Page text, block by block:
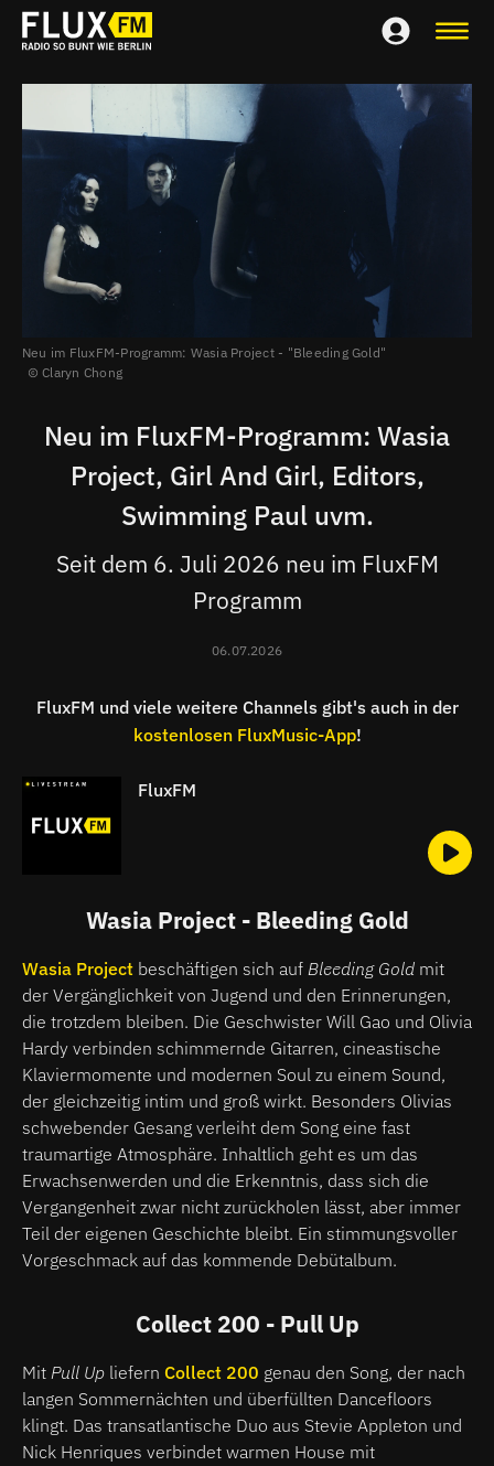
Neu im FluxFM-Programm: Wasia Project - "Bleeding Gold"
Claryn Chong
Neu im FluxFM-Programm: Wasia
Project, Girl And Girl, Editors,
Swimming Paul uvm.
Seit dem 6. Juli 2026 neu im FluxFM
Programm
06.07.2026
FluxFM und viele weitere Channels gibt's auch in der
kostenlosen FluxMusic-App!
FluxFM
Wasia Project - Bleeding Gold
Wasia Project beschäftigen sich auf Bleeding Gold mit
der Vergänglichkeit von Jugend und den Erinnerungen,
die trotzdem bleiben. Die Geschwister Will Gao und Olivia
Hardy verbinden schimmernde Gitarren, cineastische
Klaviermomente und modernen Soul zu einem Sound,
der gleichzeitig intim und groß wirkt. Besonders Olivias
schwebender Gesang verleiht dem Song eine fast
traumartige Atmosphäre. Inhaltlich geht es um das
Erwachsenwerden und die Erkenntnis, dass sich die
Vergangenheit zwar nicht zurückholen lässt, aber immer
Teil der eigenen Geschichte bleibt. Ein stimmungsvoller
Vorgeschmack auf das kommende Debütalbum.
Collect 200 - Pull Up
Mit Pull Up liefern Collect 200 genau den Song, der nach
langen Sommernächten und überfüllten Dancefloors
klingt. Das transatlantische Duo aus Stevie Appleton und
Nick Henriques verbindet warmen House mit